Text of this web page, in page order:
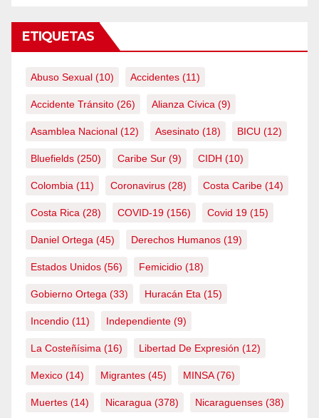
ETIQUETAS
Abuso Sexual (10) Accidentes (11)
Accidente Tránsito (26) Alianza Cívica (9)
Asamblea Nacional (12) Asesinato (18) BICU (12)
Bluefields (250) Caribe Sur (9) CIDH (10)
Colombia (11) Coronavirus (28) Costa Caribe (14)
Costa Rica (28) COVID-19 (156) Covid 19 (15)
Daniel Ortega (45) Derechos Humanos (19)
Estados Unidos (56) Femicidio (18)
Gobierno Ortega (33) Huracán Eta (15)
Incendio (11) Independiente (9)
La Costeñísima (16) Libertad De Expresión (12)
Mexico (14) Migrantes (45) MINSA(76)
Muertes (14) Nicaragua (378) Nicaraguenses (38)